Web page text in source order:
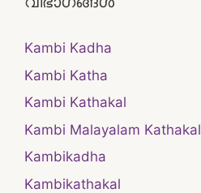
Kambi Kadha
Kambi Katha
Kambi Kathakal
Kambi Malayalam Kathakal
Kambikadha
Kambikathakal